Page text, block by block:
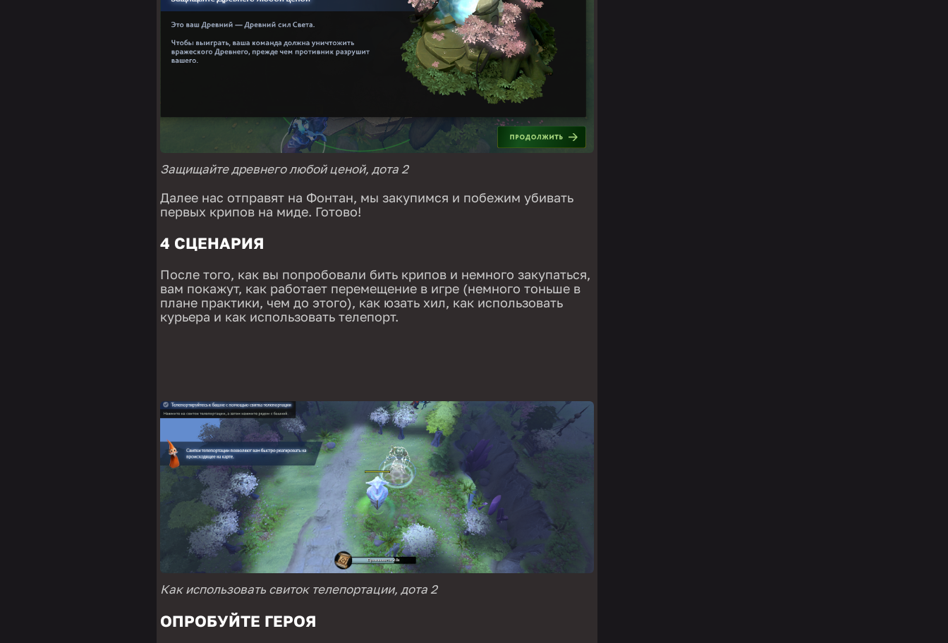
Защищайте древнего любой ценой, дота 2
Далее нас отправят на Фонтан, мы закупимся и побежим убивать
первых крипов на миде. Готово!
4 СЦЕНАРИЯ
После того, как вы попробовали бить крипов и немного закупаться,
вам покажут, как работает перемещение в игре (немного тоньше в
плане практики, чем до этого), как юзать хил, как использовать
курьера и как использовать телепорт.
Как использовать свиток телепортации, дота 2
ОПРОБУЙТЕ ГЕРОЯ